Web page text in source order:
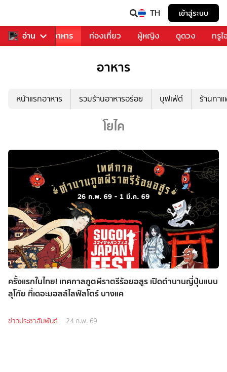
TH เข้าสู่ระบบ
อ่าน
การเพลง อาหาร ท่องเที่ยว ผู้หญิง ดูดวง ทรู
อาหาร
หน้าแรกอาหาร รวมร้านอาหารอร่อย บุฟเฟ่ต์ ร้านกา
โยไค
ครั้งแรกในไทย! เทศกาลภูตผีราตรีร้อยอสูร เปิดตำนานญี่ปุ่นแบบ
สุโก้ย ที่เดอะมอลล์ไลฟ์สโตร์ บางแค
ข่าวประชาสัมพันธ์ 24 ก.พ. 69